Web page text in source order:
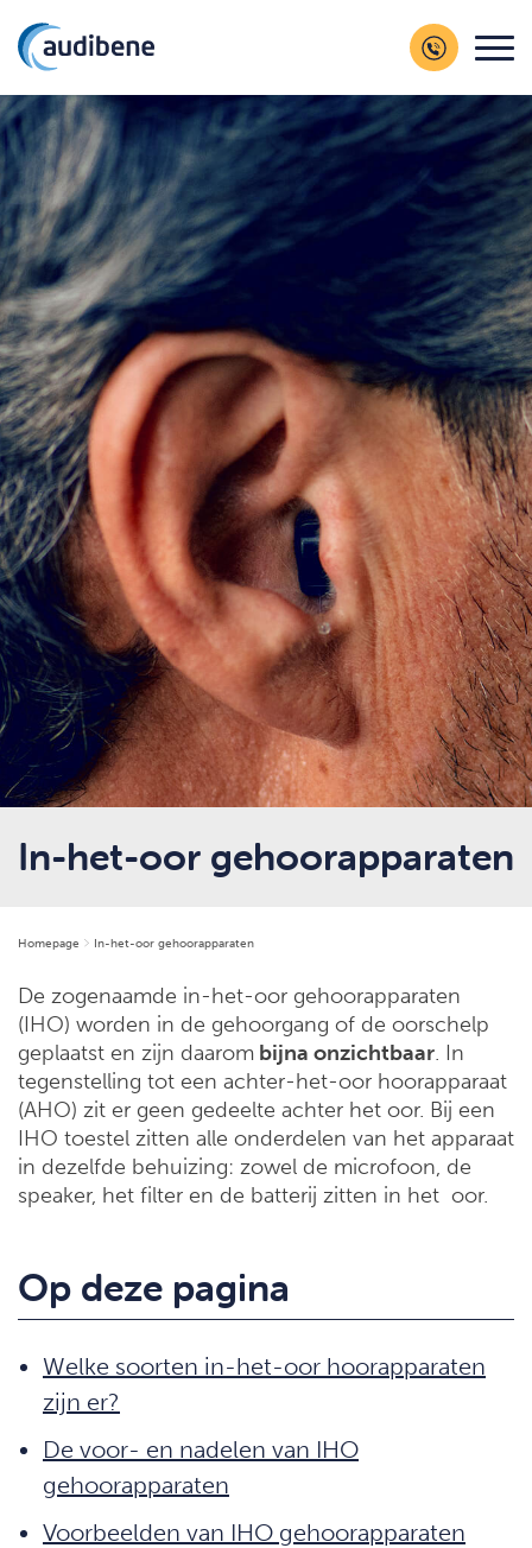
In-het-oor gehoorapparaten
Homepage In-het-oor gehoorapparaten
De zogenaamde in-het-oor gehoorapparaten
(IHO) worden in de gehoorgang of de oorschelp
geplaatst en zijn daarom bijna onzichtbaar. In
tegenstelling tot een achter-het-oor hoorapparaat
(AHO) zit er geen gedeelte achter het oor. Bij een
IHO toestel zitten alle onderdelen van het apparaat
in dezelfde behuizing: zowel de microfoon, de
speaker, het filter en de batterij zitten in het oor.
Op deze pagina
Welke soorten in-het-oor hoorapparaten
zijn er?
De voor- en nadelen van IHO
gehoorapparaten
Voorbeelden van IHO gehoorapparaten